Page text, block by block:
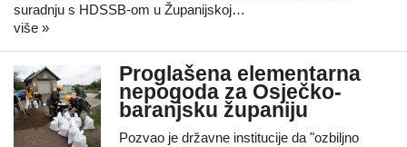
suradnju s HDSSB-om u Županijskoj…
više »
Proglašena elementarna
nepogoda za Osječko-
baranjsku županiju
Pozvao je državne institucije da "ozbiljno